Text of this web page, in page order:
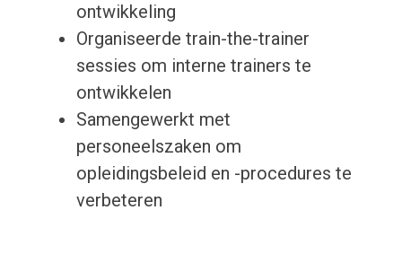
ontwikkeling
Organiseerde train-the-trainer
sessies om interne trainers te
ontwikkelen
Samengewerkt met
personeelszaken om
opleidingsbeleid en -procedures te
verbeteren